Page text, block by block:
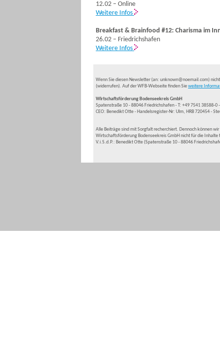
12.02 – Online
Weitere Infos
Breakfast & Brainfood #12: Charisma im
26.02 – Friedrichshafen
Weitere Infos
Wenn Sie diesen Newsletter (an: unknown@noemail.com)
(widerrufen). Auf der WFB-Webseite finden Sieweitere
Wirtschaftsförderung Bodenseekreis GmbH
Spatenstraße 10 - 88046 Friedrichshafen - T: +49 7541 38588-
CEO: Benedikt Otte - Handelsregister-Nr: Ulm, HRB 720454 -
Alle Beiträge sind mit Sorgfalt recherchiert. Dennoch können
Wirtschaftsförderung Bodenseekreis GmbH nicht für die
V.i.S.d.P.: Benedikt Otte (Spatenstraße 10 - 88046